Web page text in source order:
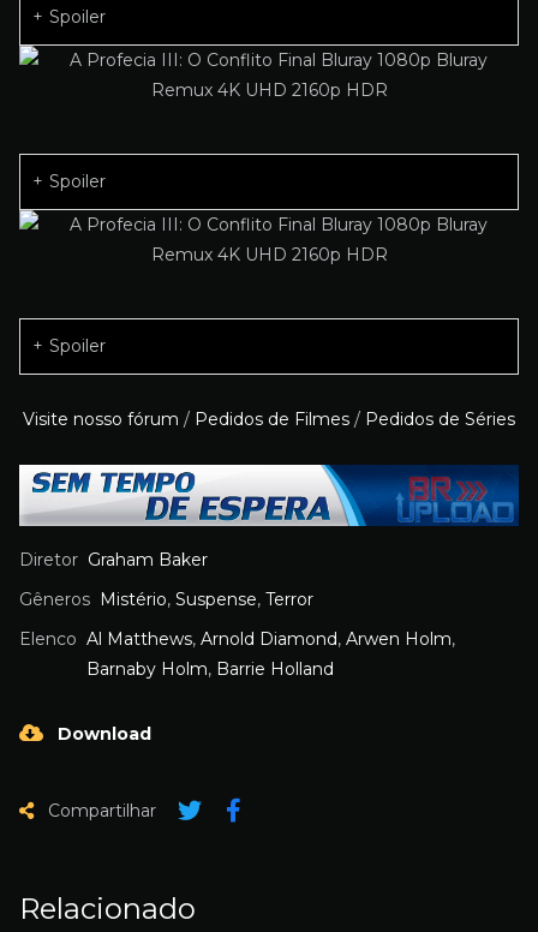
Spoiler
Spoiler
Spoiler
Visite nosso fórum / Pedidos de Filmes / Pedidos de Séries
Diretor Graham Baker
Gêneros
Mistério, Suspense, Terror
Elenco Al Matthews, Arnold Diamond, Arwen Holm,
Barnaby Holm, Barrie Holland
Download
Compartilhar
Relacionado